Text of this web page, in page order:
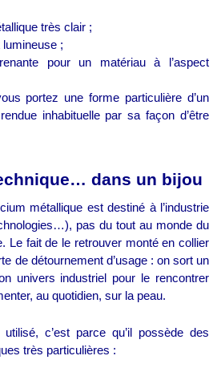
très clair ;
;
pour un matériau à l’aspect
portez une forme particulière d’un
inhabituelle par sa façon d’être
dans un bijou
métallique est destiné à l’industrie
pas du tout au monde du
Le fait de le retrouver monté en collier
de détournement d’usage : on sort un
univers industriel pour le rencontrer
au quotidien, sur la peau.
c’est parce qu’il possède des
très particulières :